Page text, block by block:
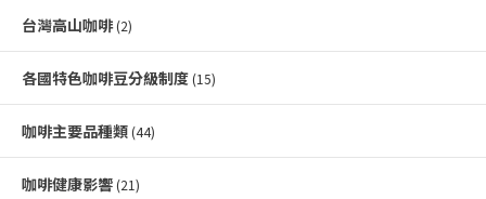
台灣高山咖啡(2)
各國特色咖啡豆分級制度 (15)
咖啡主要品種類 (44)
咖啡健康影響 (21)